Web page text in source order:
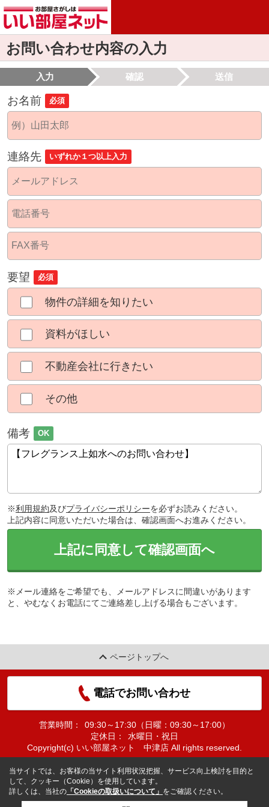
お問い合わせ内容の入力
入力 確認 送信
お名前 必須
連絡先 いずれか１つ以上入力
要望 必須
物件の詳細を知りたい
資料がほしい
不動産会社に行きたい
その他
備考 OK
※利用規約及びプライバシーポリシーを必ずお読みください。
上記内容に同意いただいた場合は、確認画面へお進みください。
上記に同意して確認画面へ
※メール連絡をご希望でも、メールアドレスに間違いがあります
と、やむなくお電話にてご連絡差し上げる場合もございます。
ページトップへ
電話でお問い合わせ
営業時間：
09:30～17:30（日曜：09:30～17:00）
定休日：
水曜日・祝日
Copyright(c) いい部屋ネット 中津店 All rights reserved.
当サイトでは、お客様の当サイト利用状況把握、サービス向上検討を目的と
して、クッキー（Cookie）を使用しています。
詳しくは、当社の 「Cookieの取扱いについて」 をご確認ください。